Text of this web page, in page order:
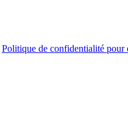
Politique de confidentialité pour